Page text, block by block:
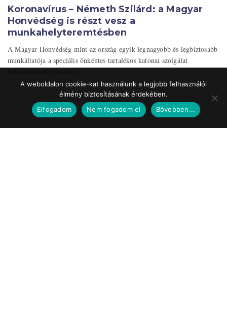
Koronavírus – Németh Szilárd: a Magyar
Honvédség is részt vesz a
munkahelyteremtésben
A Magyar Honvédség mint az ország egyik legnagyobb és legbiztosabb
munkáltatója a speciális önkéntes tartalékos katonai szolgálat
A weboldalon cookie-kat használunk a legjobb felhasználói
élmény biztosításának érdekében.
Elfogadom
Nem fogadom el Bővebben...